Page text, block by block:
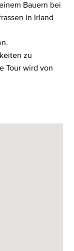
Bauern bei
in Irland
zu
Tour wird von